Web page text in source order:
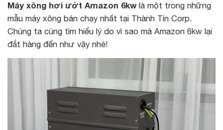
Máy xông hơi ướt Amazon 6kwlà một trong những
mẫu máy xông bán chạy nhất tại Thành Tín Corp.
Chúng ta cùng tìm hiểu lý do vì sao mà Amazon 6kw lại
đắt hàng đến như vậy nhé!